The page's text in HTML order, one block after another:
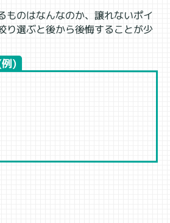
ものはなんなのか、譲れないポイ
り選ぶと後から後悔することが少
)